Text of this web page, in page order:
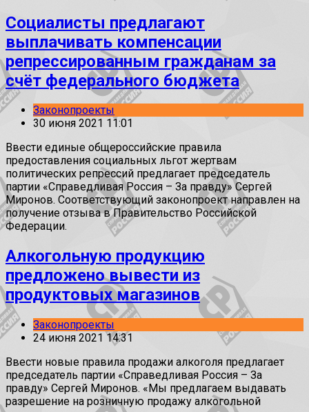
Социалисты предлагают
выплачивать компенсации
репрессированным гражданам за
счёт федерального бюджета
Законопроекты
30 июня 2021 11:01
Ввести единые общероссийские правила
предоставления социальных льгот жертвам
политических репрессий предлагает председатель
партии «Справедливая Россия – За правду» Сергей
Миронов. Соответствующий законопроект направлен на
получение отзыва в Правительство Российской
Федерации.
Алкогольную продукцию
предложено вывести из
продуктовых магазинов
Законопроекты
24 июня 2021 14:31
Ввести новые правила продажи алкоголя предлагает
председатель партии «Справедливая Россия – За
правду» Сергей Миронов. «Мы предлагаем выдавать
разрешение на розничную продажу алкогольной